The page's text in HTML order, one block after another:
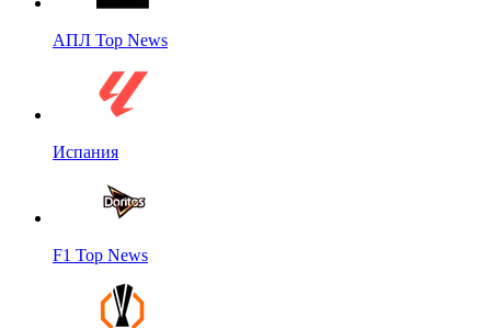
АПЛ Top News
Испания
F1 Top News